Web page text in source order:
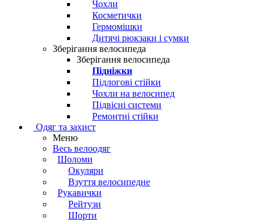
Чохли
Косметички
Гермомішки
Дитячі рюкзаки і сумки
Зберігання велосипеда
Зберігання велосипеда
Підніжки
Підлогові стійки
Чохли на велосипед
Підвісні системи
Ремонтні стійки
Одяг та захист
Меню
Весь велоодяг
Шоломи
Окуляри
Взуття велосипедне
Рукавички
Рейтузи
Шорти